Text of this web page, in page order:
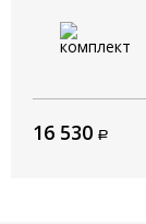
16 530